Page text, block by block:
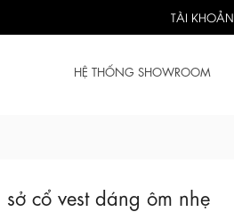
TÀI KHOẢN
HỆ THỐNG SHOWROOM
cổ vest dáng ôm nhẹ